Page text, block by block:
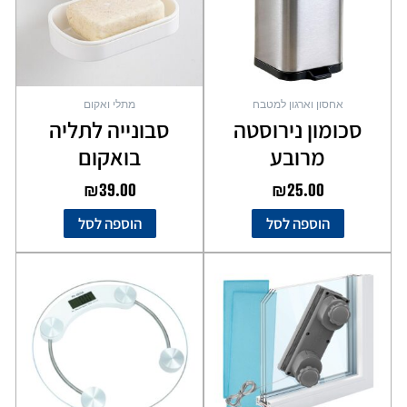
אחסון וארגון למטבח
סכומון נירוסטה
מרובע
₪25.00
הוספה לסל
מתלי ואקום
סבונייה לתליה
בואקום
₪39.00
הוספה לסל